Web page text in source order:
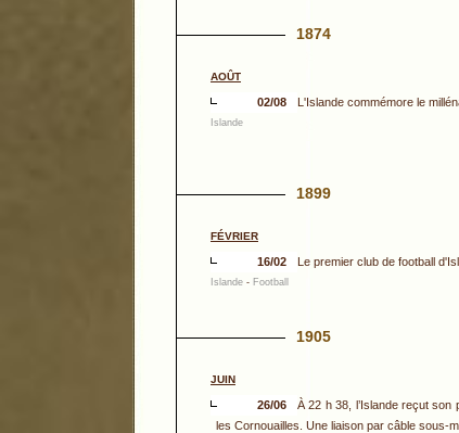
1874
AOÛT
02/08 L'Islande commémore le
Islande
1899
FÉVRIER
16/02 Le premier club de football
Islande - Football
1905
JUIN
26/06
À 22 h 38, l’Islande reçut son
les Cornouailles. Une liaison par câble sous-